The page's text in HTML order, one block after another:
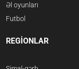
Əl oyunları
Futbol
REGİONLAR